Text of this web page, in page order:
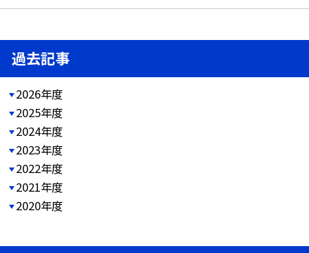
過去記事
2026年度
2025年度
2024年度
2023年度
2022年度
2021年度
2020年度